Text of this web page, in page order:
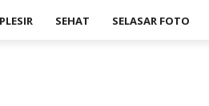
PLESIR SEHAT SELASAR FOTO